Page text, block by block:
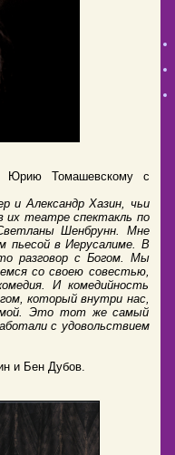
Юрию Томашевскому с
и Александр Хазин, чьи
театре спектакль по
Шенбрунн. Мне
пьесой в Иерусалиме. В
разговор с Богом. Мы
со своею совестью,
И комедийность
который внутри нас,
Это тот же самый
с удовольствием
и Бен Дубов.